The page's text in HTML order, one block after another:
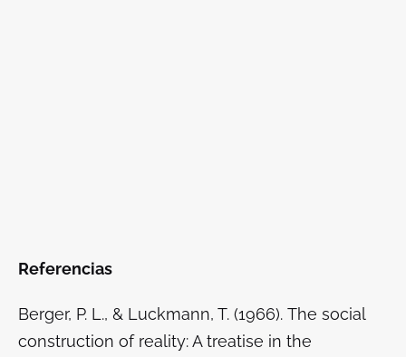
Referencias
Berger, P. L., & Luckmann, T. (1966). The social
construction of reality: A treatise in the